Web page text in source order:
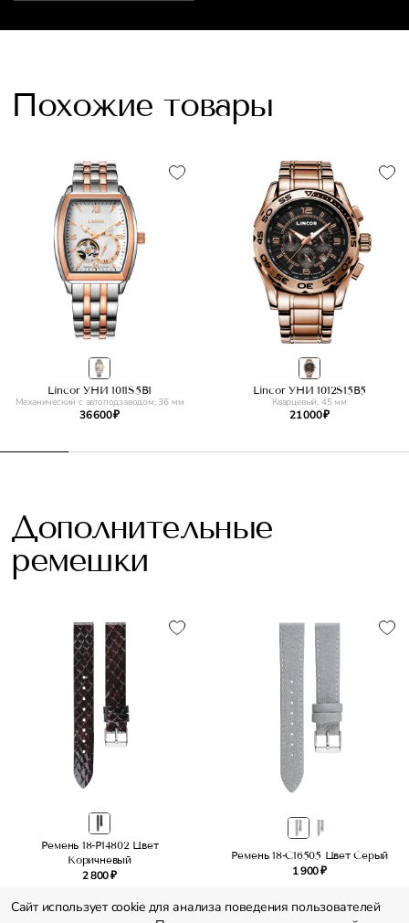
Похожие товары
Lincor УНИ 1011S5B1
Механический с автоподзаводом, 36 мм
36 600 ₽
Lincor УНИ 1012S15B5
Кварцевый, 45 мм
21 000 ₽
Дополнительные
ремешки
Ремень 18-P14802 Цвет
Коричневый
2 800 ₽
Ремень 18-C16505 Цвет Серый
1 900 ₽
Сайт использует cookie для анализа поведения пользователей